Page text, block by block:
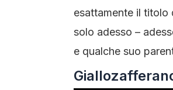
esattamente il titolo
solo adesso –
e qualche suo